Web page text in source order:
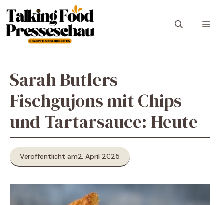
Inhalt
springen
Sarah Butlers
Fischgujons mit Chips
und Tartarsauce: Heute
Veröffentlicht am2. April 2025